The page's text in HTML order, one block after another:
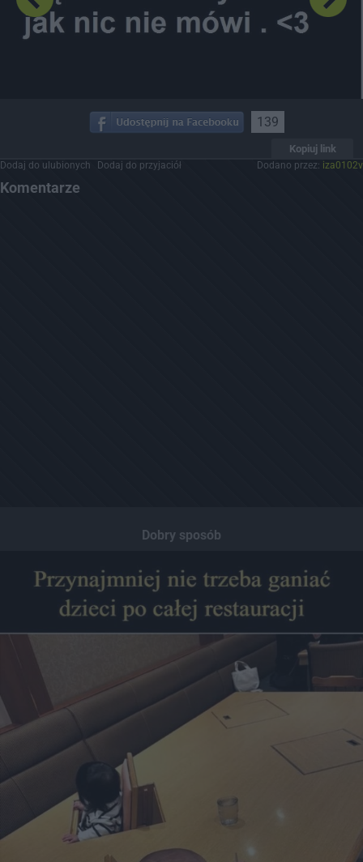
139
Kopiuj link
Dodaj do ulubionych Dodaj do przyjaciół Dodano przez: iza0102v
Komentarze
Dobry sposób